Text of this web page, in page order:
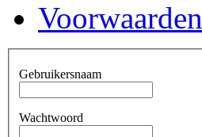
Voorwaarden
Gebruikersnaam
Wachtwoord